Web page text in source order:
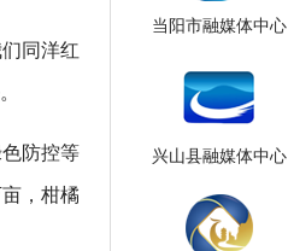
同洋红
防控等
，柑橘
当阳市融媒体中心
兴山县融媒体中心